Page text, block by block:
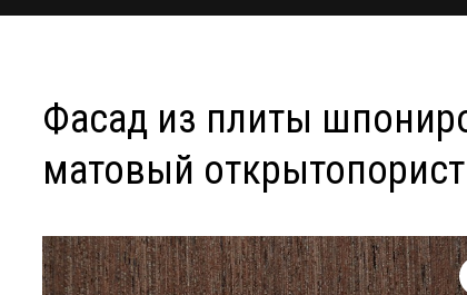
Фасад из плиты
матовый